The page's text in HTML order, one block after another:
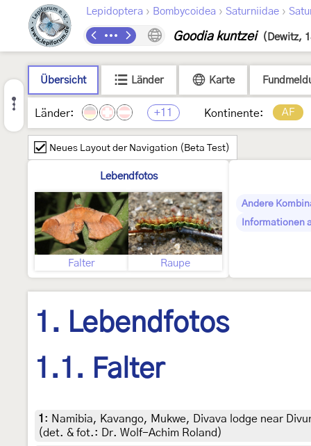
Lepidoptera › Bombycoidea › Saturniidae ›
Goodia kuntzei (Dewitz,
Übersicht Länder Karte
Länder: +11 Kontinente: AF
Neues Layout der Navigation (Beta Test)
Lebendfotos
Falter Raupe
Andere
Informationen
1. Lebendfotos
1.1. Falter
1 : Namibia, Kavango, Mukwe, Divava lodge near
(det. & fot.: Dr. Wolf-Achim Roland)